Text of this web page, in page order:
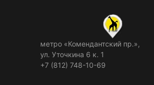
метро «Комендантский пр.»,
ул. Уточкина 6 к. 1
+7 (812) 748-10-69